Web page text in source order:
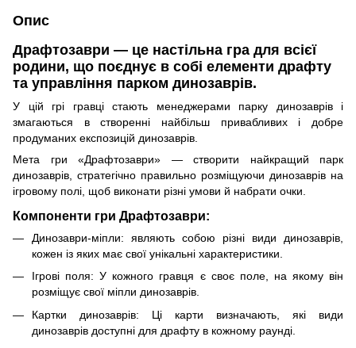
Опис
Драфтозаври — це настільна гра для всієї
родини, що поєднує в собі елементи драфту
та управління парком динозаврів.
У цій грі гравці стають менеджерами парку динозаврів і
змагаються в створенні найбільш привабливих і добре
продуманих експозицій динозаврів.
Мета гри «Драфтозаври» — створити найкращий парк
динозаврів, стратегічно правильно розміщуючи динозаврів на
ігровому полі, щоб виконати різні умови й набрати очки.
Компоненти гри Драфтозаври:
Динозаври-міпли: являють собою різні види динозаврів,
кожен із яких має свої унікальні характеристики.
Ігрові поля: У кожного гравця є своє поле, на якому він
розміщує свої міпли динозаврів.
Картки динозаврів: Ці карти визначають, які види
динозаврів доступні для драфту в кожному раунді.